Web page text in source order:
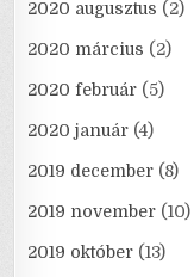
2020 augusztus (2)
2020 március (2)
2020 február (5)
2020 január (4)
2019 december (8)
2019 november (10)
2019 október (13)